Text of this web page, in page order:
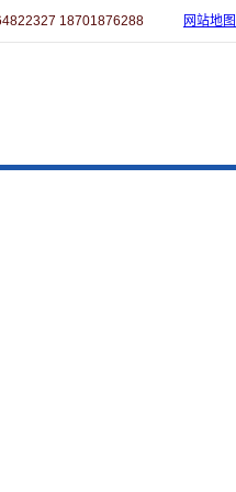
18701876288 网站地图